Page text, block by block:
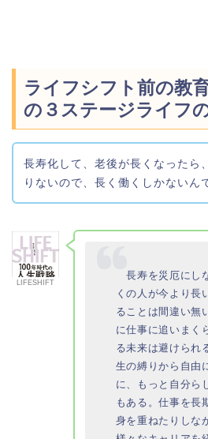
ライフシフト前の教
の３ステージライフ
長寿化して、老後が長くなったら
りないので、長く働くしかないん
LIFESHIFT
長寿を災厄にし
くの人が今より長
ることは間違い無
に仕事に追いまく
る未来は避けられ
生の縛りから自由
に、もっと自分ら
もある。仕事を長
身を重ねたりしな